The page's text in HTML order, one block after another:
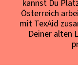
kannst Du
Österreich
mit TexAid
Deiner alten